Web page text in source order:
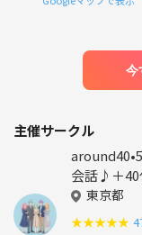
今
主催サークル
会話♪＋40
東京都
★★★★★